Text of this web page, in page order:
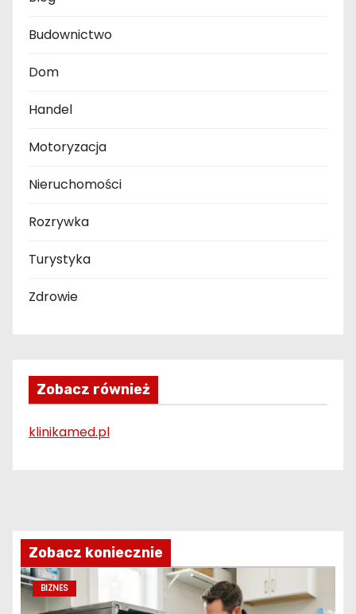
Budownictwo
Dom
Handel
Motoryzacja
Nieruchomości
Rozrywka
Turystyka
Zdrowie
Zobacz również
klinikamed.pl
Zobacz koniecznie
BIZNES